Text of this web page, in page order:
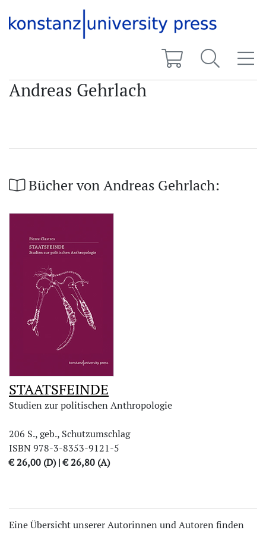
Andreas Gehrlach
Bücher von Andreas Gehrlach:
STAATSFEINDE
Studien zur politischen Anthropologie
206 S., geb., Schutzumschlag
ISBN 978-3-8353-9121-5
€ 26,00 (D) | € 26,80 (A)
Eine Übersicht unserer Autorinnen und Autoren finden